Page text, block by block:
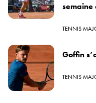
semaine
TENNIS
Goffin
TENNIS